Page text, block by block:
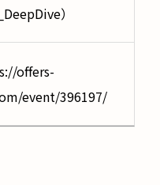
）
offers-
event/396197/